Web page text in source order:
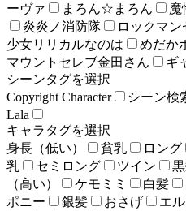
ーヴァ
まろん☆まろん 魔
炎炎ノ消防隊
ロックマン
少女リリカルなのは
めだか
マウントセレブ金田さん
ギ
シーンタグを選択
Copyright Character
シーン検
Lala
キャラタグを選択
身長（低い）
貧乳 ロング
乳
セミロング ツイン
（高い）
ケモミミ 白髪
ポニー
銀髪 おさげ エ